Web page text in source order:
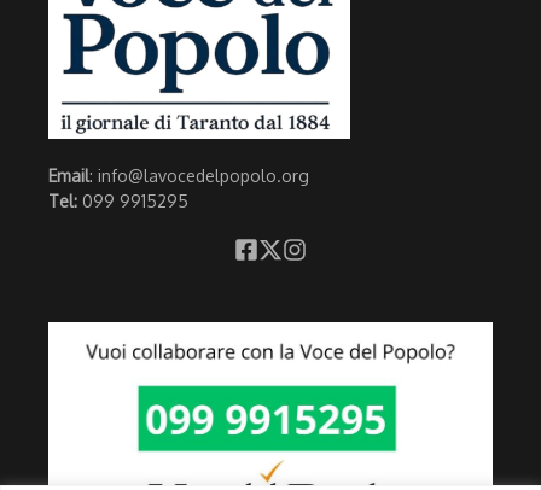
Email: info@lavocedelpopolo.org
Tel: 099 9915295